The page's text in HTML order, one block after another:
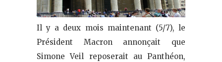
Il y a deux mois maintenant (5/7), le
Président Macron annonçait que
Simone Veil reposerait au Panthéon,